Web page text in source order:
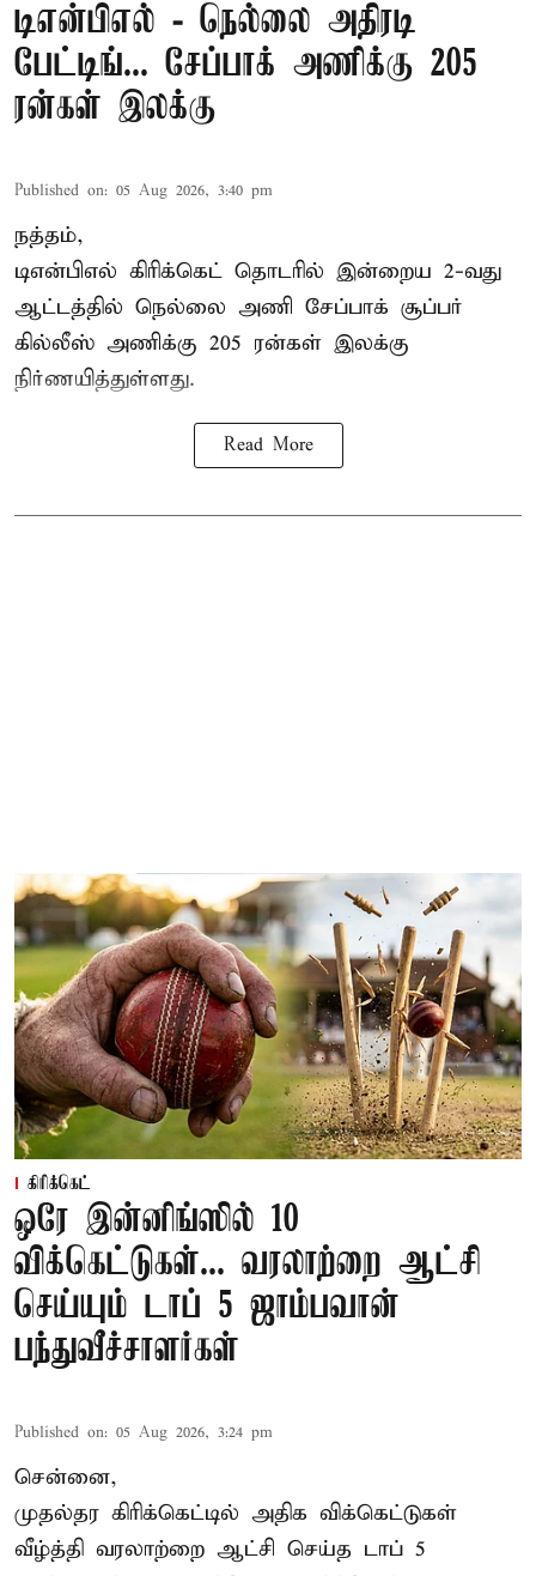
டிஎன்பிஎல் - நெல்லை அதிரடி
பேட்டிங்... சேப்பாக் அணிக்கு 205
ரன்கள் இலக்கு
Published on: 05 Aug 2026, 3:40 pm
நத்தம்,
டிஎன்பிஎல் கிரிக்கெட் தொடரில் இன்றைய 2-வது
ஆட்டத்தில் நெல்லை அணி சேப்பாக் சூப்பர்
கில்லீஸ் அணிக்கு 205 ரன்கள் இலக்கு
நிர்ணயித்துள்ளது.
Read More
கிரிக்கெட்
ஒரே இன்னிங்ஸில் 10
விக்கெட்டுகள்... வரலாற்றை ஆட்சி
செய்யும் டாப் 5 ஜாம்பவான்
பந்துவீச்சாளர்கள்
Published on: 05 Aug 2026, 3:24 pm
சென்னை,
முதல்தர கிரிக்கெட்டில் அதிக விக்கெட்டுகள்
வீழ்த்தி வரலாற்றை ஆட்சி செய்த டாப் 5